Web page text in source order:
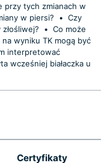
przy tych zmianach w
w piersi? • Czy
• Co może
na wyniku TK mogą być
interpretować
wcześniej białaczka u
Certyfikaty